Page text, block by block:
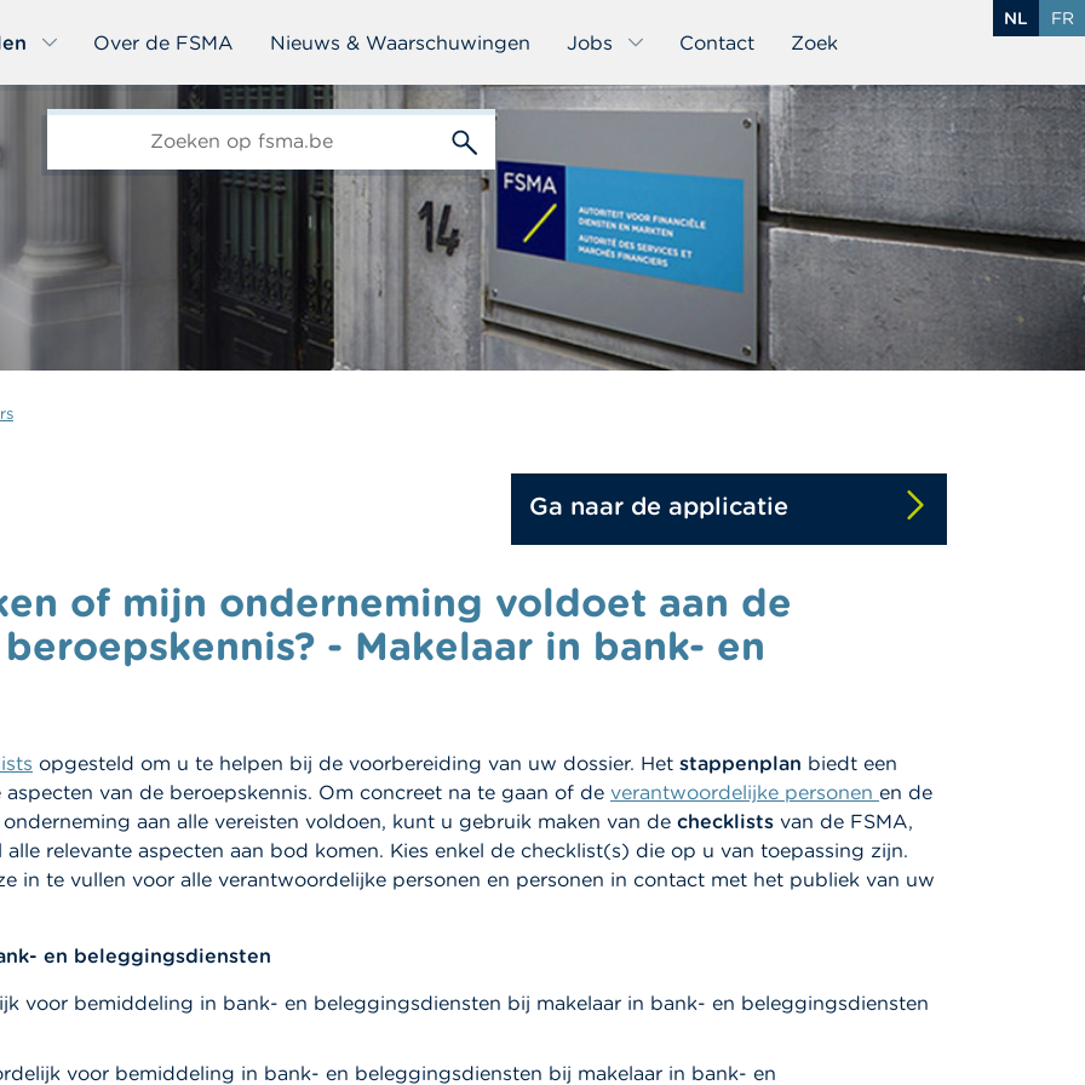
Over de FSMA Nieuws & Waarschuwingen Jobs Contact Zoek
NL FR
Ga naar de applicatie
of mijn onderneming voldoet aan de
- Makelaar in bank- en
opgesteld om u te helpen bij de voorbereiding van uw dossier. Het stappenplan biedt een
van de beroepskennis. Om concreet na te gaan of de verantwoordelijke personen en de
aan alle vereisten voldoen, kunt u gebruik maken van de checklists van de FSMA,
relevante aspecten aan bod komen. Kies enkel de checklist(s) die op u van toepassing zijn.
in te vullen voor alle verantwoordelijke personen en personen in contact met het publiek van uw
en beleggingsdiensten
voor bemiddeling in bank- en beleggingsdiensten bij makelaar in bank- en beleggingsdiensten
voor bemiddeling in bank- en beleggingsdiensten bij makelaar in bank- en